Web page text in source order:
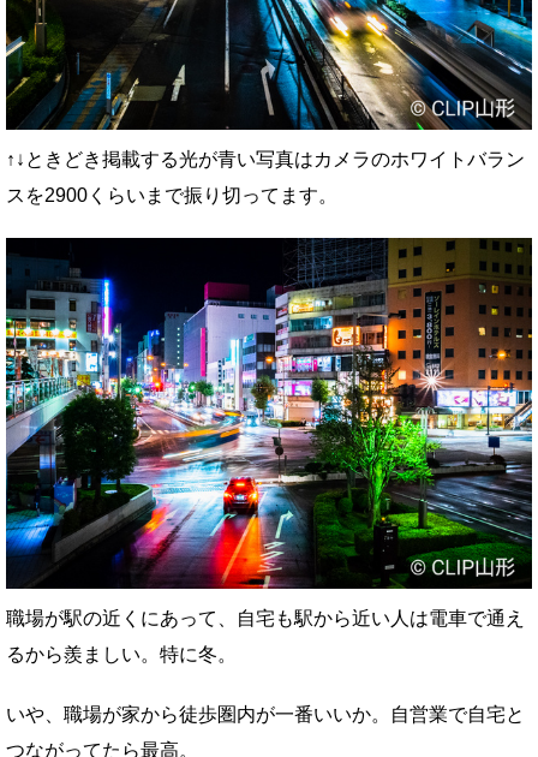
↑↓ときどき掲載する光が青い写真はカメラのホワイトバラン
スを2900くらいまで振り切ってます。
職場が駅の近くにあって、自宅も駅から近い人は電車で通え
るから羨ましい。特に冬。
いや、職場が家から徒歩圏内が一番いいか。自営業で自宅と
つながってたら最高。